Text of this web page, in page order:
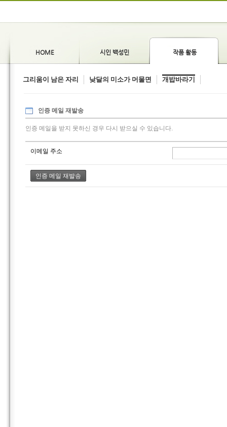
HOME 시인 백성민 작품 활동
그리움이 남은 자리 낮달의 미소가 머물면 개밥바라기
인증 메일 재발송
인증 메일을 받지 못하신 경우 다시 받으실 수 있습니다.
이메일 주소